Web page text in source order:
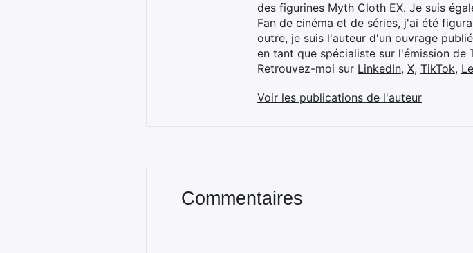
des figurines Myth Cloth EX. Je suis
Fan de cinéma et de séries, j'ai été
outre, je suis l'auteur d'un ouvrage
en tant que spécialiste sur l'émission de
Retrouvez-moi sur LinkedIn, X, TikTok,
Voir les publications de l'auteur
Commentaires